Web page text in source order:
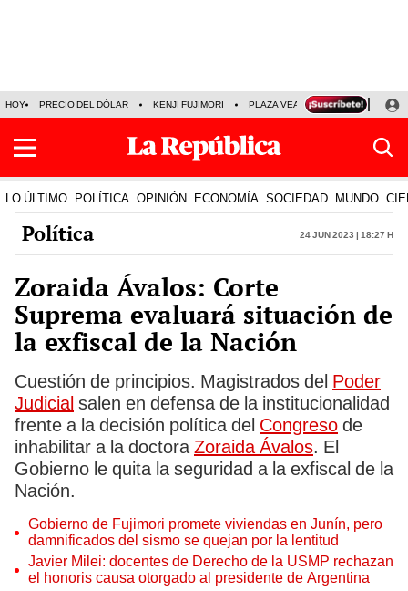
HOY PRECIO DEL DÓLAR KENJI FUJIMORI PLAZA VEA FERIADOS
LO ÚLTIMO POLÍTICA OPINIÓN ECONOMÍA SOCIEDAD MUNDO
Política 24 Jun 2023 | 18:27 h
Zoraida Ávalos: Corte
Suprema evaluará situación de
la exfiscal de la Nación
Cuestión de principios. Magistrados del Poder
Judicial salen en defensa de la institucionalidad
frente a la decisión política del Congreso de
inhabilitar a la doctora Zoraida Ávalos. El
Gobierno le quita la seguridad a la exfiscal de la
Nación.
Gobierno de Fujimori promete viviendas en Junín, pero
damnificados del sismo se quejan por la lentitud
Javier Milei: docentes de Derecho de la USMP rechazan
el honoris causa otorgado al presidente de Argentina